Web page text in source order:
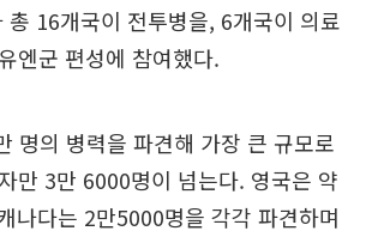
총 16개국이 전투병을, 6개국이 의료
엔군 편성에 참여했다.
명의 병력을 파견해 가장 큰 규모로
만 3만 6000명이 넘는다. 영국은 약
나다는 2만5000명을 각각 파견하며